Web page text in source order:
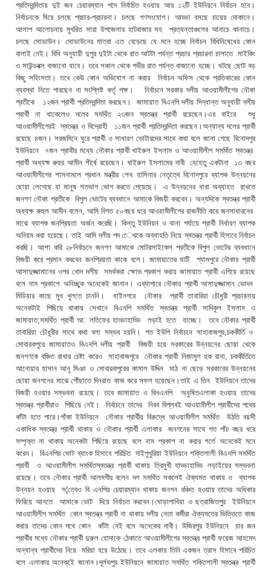
প্রতিদ্বন্দিতায় দুই জন চেয়ারম্যান পদে নির্বাচিত হওয়ায় আর ১২টি ইউনিয়নে নির্বাচন হবে।
নির্বাচনকে ঘিরে চলছে প্রচার-প্রচারনা। চলছে গণসংযোগ। আড্ডা বসছে চায়ের দোকানে।
আলাপ আলোচনায় মুখরিত সারা উপজেলার হাটবাজার সহ প্রত্যন্তাঞ্চলের আনাচে কানাচে।
চলছে সোডাউন। সোডাউনের মাত্রা এত বেড়েছে যে মনে হচ্ছে নির্বাচন বিধিনিষেধের কোন
বালাই নেই। বিধি অনুযায়ী দুপুর দুইটা থেকে রাত আটটা পর্যন্ত প্রচার প্রচারনা চালাতে মাইকিং
ও সাউন্ডবক্স বাজানো যাবে। তবে সকাল থেকে গভীর রাত পর্যন্ত বাজানো হচ্ছে। ঘটছে ছোট বড়
কিছু সহিংসতা। তবে কেউ কোন অভিযোগ না করায় নির্বাচন অফিস থেকে প্রতিকারের কোন
ব্যবস্থা নিতে পারছেন না সংশ্লিষ্ট কর্তৃ পক্ষ। নির্বাচনে সরকার দলীয় আওয়ামীলীগের নৌকা
প্রতীকে ১২জন প্রার্থী প্রতিদ্বন্দিতা করছেন। জামায়াত বিএনপি দলীয় সিদ্ধান্ত অনুযায়ী দলীয়
প্রার্থী না থাকেলেও দলের সমর্থিত ২৩জন স্বতন্ত্র প্রার্থী রয়েছেন।এর বাইরে শুধু
আওয়ামীলীগেরই স্বতন্ত্র ও বিদ্রোহী ১১জন প্রার্থী প্রতিদ্বন্দিতা করছেন।অন্যান্য দলের প্রার্থী
রয়েছে ৪জন। সরজমিনে ঘুরে প্রার্থী ও সাধারণ ভোটারদের সাথে কথা বলে জানা গেছে বিনোদপুর
ইউনিয়নে ৭জন প্রাথীর মধ্যে নৌকার প্রার্থী খাইরুল ইসলাম ও আওয়ামীলীগ সমর্থিত স্বতন্ত্র
প্রার্থী অধ্যক্ষ রুহুর আমীন শীর্ষে রয়েছেন। খাইরুল ইসলামের দাবী যেহেতু একটানা ১৩ বছর
আওয়ামীলীগের শাসনামলে প্রধান মন্ত্রীর শেখ হাসিনার নেতৃত্বে বিনোদপুরে ব্যাপক উন্নয়নের
ছোয়া লেগেছে যা মানুষ শতভাগ ভোগ করতে পেয়েছে। এ উন্নয়নের ধারা অব্যাহত রাখতে
জনগণ নৌকা প্রতীকে বিপুল ভোটের ব্যবধানে আমাকে বিজয়ী করবেন। অন্যদিকে স্বতন্ত্র প্রার্থী
অধ্যক্ষ রুহুল আমীন বলেন, আমি বিগত ৫০বছর ধরে আওয়ামীলীগের রাজনীতি করে জনসাধারনের
মাঝে ব্যাপক জনপ্রিয়তা অর্জন করেছি। কিন্তু ইউনিয়ন ও থানা পর্যায়ে প্রার্থী নির্ধারণ ব্যাপক
অনিয়ম করা হয়েছে। তাই আমি দলীয় পদ েেথকে অব্যাহতি নিয়ে স্বতন্ত্র প্রার্থী হিসাবে নির্বাচন
করছি। আশা করি ২৮নির্বাচনে জনগণ আমাকে মোটরসাইকেল প্রতীকে বিপুল ভোটের ব্যবধানে
বিজয়ী করে প্রমান করবেন জনপ্রিয়তা কাকে বলে। জামায়াতের ঘাটি শ্যামপুরে নৌকার প্রার্থী
আসাদুজ্জামানের ওপর খোদ দলীয় সমর্থকরা ক্ষোভ প্রকাশ করায় জামায়াত প্রার্থী এগিয়ে রয়েছে
বলে নাম প্রকাশে অনিচ্ছুক অনেকেই জানান। এব্যাপারে নৌকার প্রার্থী আসাদুজ্জামান ভোদন
মিডিয়ার কাছে মুখ খুলতে চাননি। ধাইনগরে নৌকার প্রার্থী তাবারিয়া চৌধুরী প্রচারনায়
অনেকটাই পিছিয়ে থাকায় সেখানে বিএনপি সমর্থিত স্বতন্ত্র প্রার্থী সাদিকুল ইসলাম ও
জামায়াত;সমর্থিত প্রার্থী আ: লতিফের হাড্ডাহাড্ডি লড়াই হতে যাচ্ছে। তবে নৌকার প্রার্থী
তাবারিয়া চৌধূরীর সাথে কথা বলা সম্ভব হয়নি। গত ইউপি নির্বাচনে সাহাবাজপুর,চককীর্তি ও
মোবারকপুরে জামায়াতও বিএনপি দলীয় প্রার্থী বিজয়ী হয়ে সরকারের উন্নয়নের ছোয়া থেকে
জনগণকে বঞ্চিত রাখার চেষ্টা করেও সাহাবাজপুরে নৌকার প্রার্থী নিজামুল হক রানা, চককীর্তিতে
আনোয়ার হাসান আনু মিঞা ও মোবারকপুরের কামাল উদ্দিন মাঠ না ছেড়ে সরকারের উন্নয়নের
ছোয়া জনগনের মাঝে পৌঁছাতে দিনরাত কাজ করে সফল হয়েছেন।তাই এ তিন ইউনিয়নে তাদের
বিজয়ী হওয়ার সম্ভবনা রয়েছে। তবে জামায়াত ও বিনএনপি অধুষিতএলাকা হওয়ায় তাদের
স্বতন্ত্র প্রার্থীরাও পিছিয়ে নেই। নির্বাচনে তাদের নিরব বিপ্লবই আওয়ামীলীগ প্রার্থীদের পথের
কাঁটা হতে পারে।পাঁকা ইউনিয়নে নৌকার প্রার্থীর বিরুদ্ধে আওয়ামীলীগ সমর্থিত উঠতি বয়সী
একাধিক স্বতন্ত্র প্রার্থী থাকায় ও নৌকার প্রার্থী এলাকার জনগনের সাথে গত পাঁচ বছর ধরে
সম্পৃক্ত না থাকায় অনেকটা পিছিয়ে রয়েছে বলে নাম প্রকাশ না করার শর্তে অনেকেই মনে
করেন। বিএনপির ভোট ব্যাংক হিসাবে পরিচিত দাইপুখুরিয়া ইউনিয়নে শক্তিশালী বিএনপি সমর্থিত
প্রার্থী ও আওয়ামীলীগ সমর্থিতস্বতন্ত্র প্রার্থী থাকায় ত্রিমুখী হাড্ডাহাড্ডি লড়াইয়ের সম্ভবনা
রয়েছে। তবে নৌকার প্রার্থী আলমগীর বলেন দল সমর্থিত সকলেই ঐক্যমত থাকায় ও ব্যাপক
উন্নয়ন হওয়ায় স¦ত্বেও বি এনপির চেয়ারম্যান থাকায় জনগন বঞ্চিত হওয়ায় তাদের অধিকার
ফিরিয়ে আনতে আমাকে ভোট দিয়ে নির্বাচত করবেন।ঘোড়াপাখিয়া ও ছত্রাজিতপুর ইউনিয়নে
আওয়ামীলীগ সমর্থিত কোন স্বতন্ত্র প্রার্থী না থাকায় দলীয় নেতা কর্মীরা ঐক্যমতের ভিত্তিতে কাজ
করায় তাদের কোন পথে কোন কাঁটা নেই বলে অনেকের দাবী। উজিরপুর ইউনিয়নে চার জন
প্রার্থীর মধ্যে নৌকার প্রার্থী দুরুল হোদাকে ঠেকাতে আওয়ামীলীগের স্বতন্ত্র প্রার্থী ফয়েজ আহমেদ
অন্যান্য প্রার্থীদের নিয়ে মরিয়া হয়ে উঠেছে। তবে এলকায় তিনি একজন ত্রাস হিসাবে পরিচিত
বলে এলাকার অনেক্ইে জানান।দূর্লভপুর ইউনিয়নে জামায়াত সমর্থিত শক্তিশালী স্বতন্ত্র প্রার্থী